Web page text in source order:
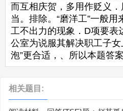
而互相庆贺，多用作贬义
当。排除。“磨洋工”一般
工不出力的现象．D项要表
公室为说服其解决职工子
泡”更合适，、所以本题答案
相关题目: